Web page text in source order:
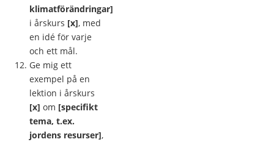
klimatförändringar]
i årskurs [x], med
en idé för varje
och ett mål.
Ge mig ett
exempel på en
lektion i årskurs
[x] om [specifikt
tema, t.ex.
jordens resurser],